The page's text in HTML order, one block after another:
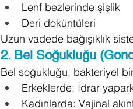
Lenf bezlerinde şişlik
Deri döküntüleri
Uzun vadede bağışıklık
2. Bel Soğukluğu
Bel soğukluğu, bakteriyel
Erkeklerde: İdrar
Kadınlarda: Vajinal